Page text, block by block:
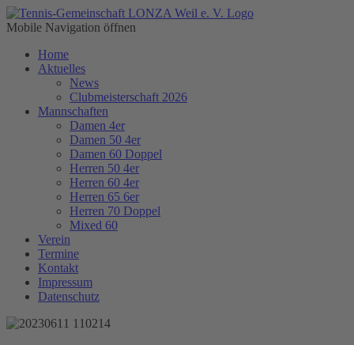
Mobile Navigation öffnen
Home
Aktuelles
News
Clubmeisterschaft 2026
Mannschaften
Damen 4er
Damen 50 4er
Damen 60 Doppel
Herren 50 4er
Herren 60 4er
Herren 65 6er
Herren 70 Doppel
Mixed 60
Verein
Termine
Kontakt
Impressum
Datenschutz